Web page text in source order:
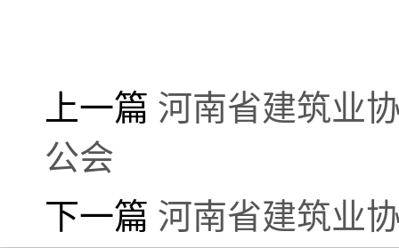
上一篇 河南省建筑业
公会
下一篇 河南省建筑业